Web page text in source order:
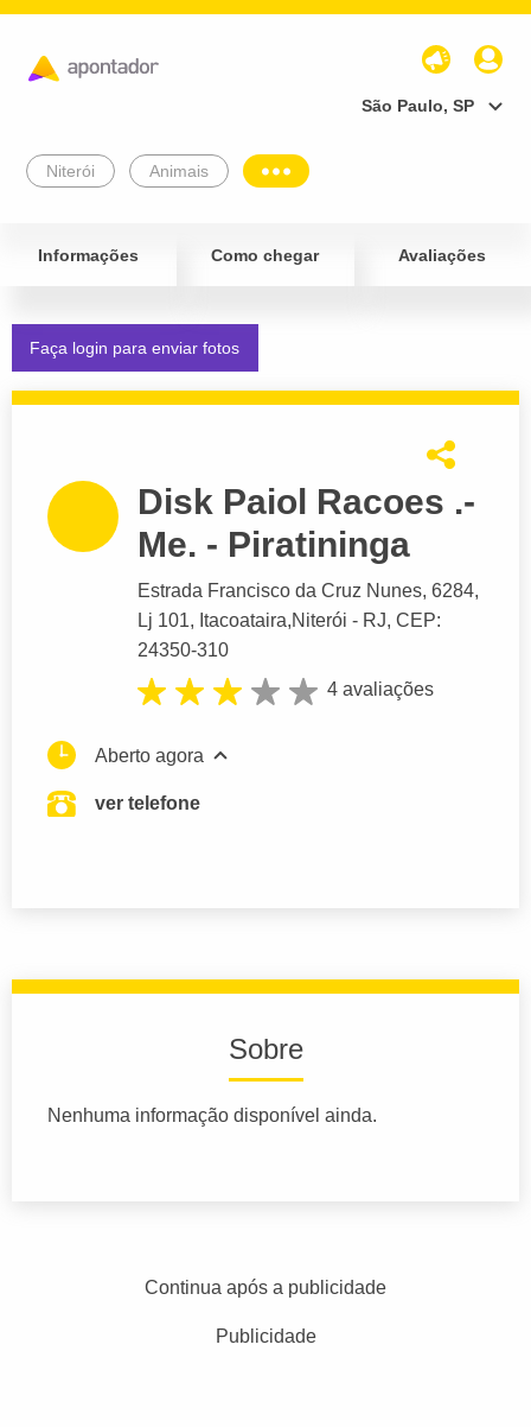
São Paulo, SP
Niterói Animais
Informações Como chegar Avaliações
Faça login para enviar fotos
Disk Paiol Racoes .-
Me. - Piratininga
Estrada Francisco da Cruz Nunes, 6284,
Lj 101, Itacoataira,Niterói - RJ, CEP:
24350-310
4 avaliações
Aberto agora
ver telefone
Sobre
Nenhuma informação disponível ainda.
Continua após a publicidade
Publicidade